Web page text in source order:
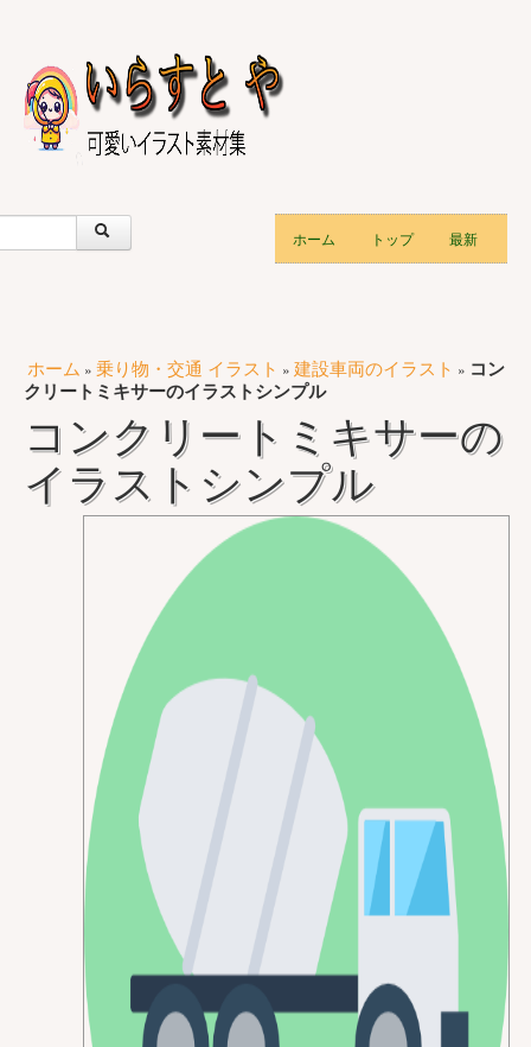
ホーム トップ 最新
ホーム » 乗り物・交通 イラスト » 建設車両のイラスト » コン
クリートミキサーのイラストシンプル
コンクリートミキサーの
イラストシンプル